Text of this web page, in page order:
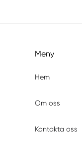
Meny
Hem
Om oss
Kontakta oss